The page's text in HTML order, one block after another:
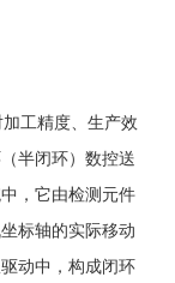
工精度、生产效
半闭环）数控送
，它由检测元件
标轴的实际移动
动中，构成闭环